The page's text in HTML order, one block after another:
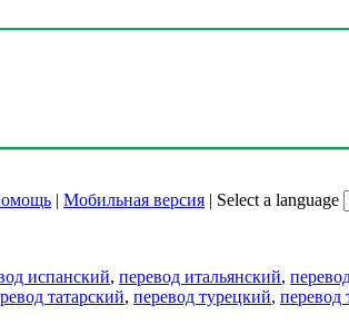
| Мобильная версия | Select a language
испанский, перевод итальянский,
татарский, перевод турецкий, перевод